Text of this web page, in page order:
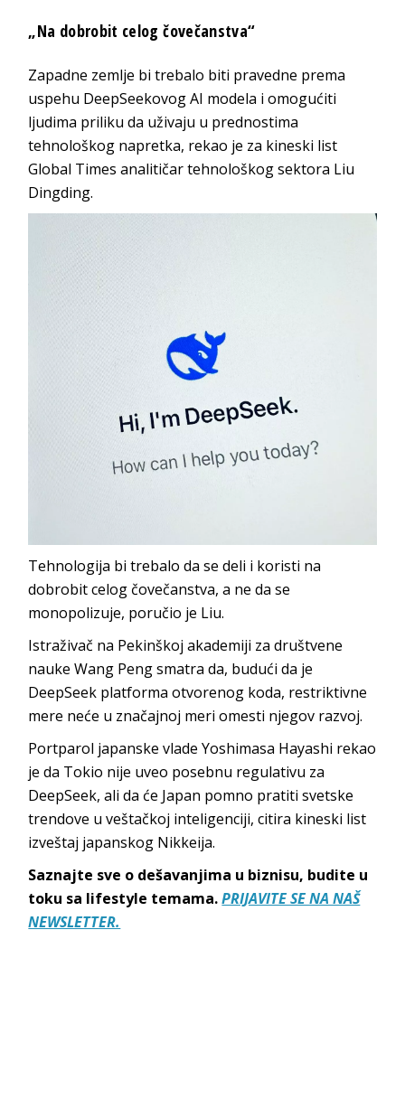
„Na dobrobit celog čovečanstva“
Zapadne zemlje bi trebalo biti pravedne prema
uspehu DeepSeekovog AI modela i omogućiti
ljudima priliku da uživaju u prednostima
tehnološkog napretka, rekao je za kineski list
Global Times analitičar tehnološkog sektora Liu
Dingding.
Tehnologija bi trebalo da se deli i koristi na
dobrobit celog čovečanstva, a ne da se
monopolizuje, poručio je Liu.
Istraživač na Pekinškoj akademiji za društvene
nauke Wang Peng smatra da, budući da je
DeepSeek platforma otvorenog koda, restriktivne
mere neće u značajnoj meri omesti njegov razvoj.
Portparol japanske vlade Yoshimasa Hayashi rekao
je da Tokio nije uveo posebnu regulativu za
DeepSeek, ali da će Japan pomno pratiti svetske
trendove u veštačkoj inteligenciji, citira kineski list
izveštaj japanskog Nikkeija.
Saznajte sve o dešavanjima u biznisu, budite u
toku sa lifestyle temama.PRIJAVITE SE NA NAŠ
NEWSLETTER.